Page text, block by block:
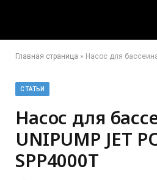
Главная страница » Насос для бассеина
СТАТЬИ
Насос для
UNIPUMP JET
SPP4000T